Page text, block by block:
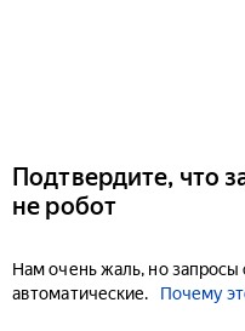
Подтвердите, что
не робот
Нам очень жаль, но запросы
автоматические.
Почему